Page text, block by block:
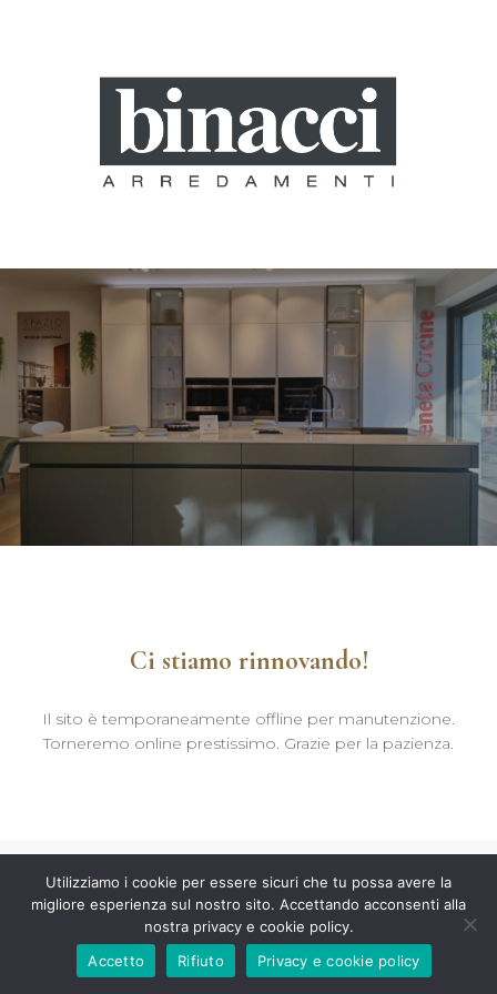
Ci stiamo rinnovando!
Il sito è temporaneamente offline per manutenzione.
Torneremo online prestissimo. Grazie per la pazienza.
Utilizziamo i cookie per essere sicuri che tu possa avere la
migliore esperienza sul nostro sito. Accettando acconsenti alla
nostra privacy e cookie policy.
Accetto
Rifiuto Privacy e cookie policy